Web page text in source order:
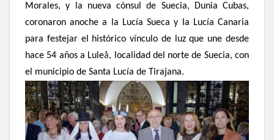
Morales, y la nueva cónsul de Suecia, Dunia Cubas,
coronaron anoche a la Lucía Sueca y la Lucía Canaria
para festejar el histórico vínculo de luz que une desde
hace 54 años a Luleå, localidad del norte de Suecia, con
el municipio de Santa Lucía de Tirajana.